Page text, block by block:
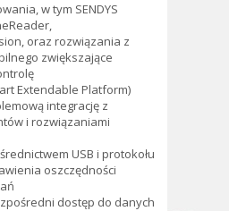
w tym SENDYS
oraz rozwiązania z
zwiększające
Extendable Platform)
integrację z
i rozwiązaniami
USB i protokołu
oszczędności
dostęp do danych